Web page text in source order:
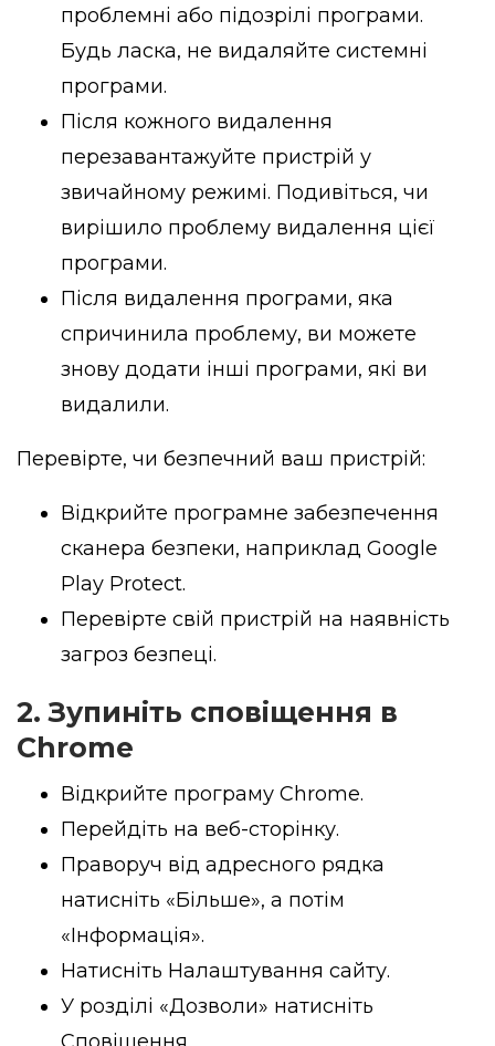
проблемні або підозрілі програми.
Будь ласка, не видаляйте системні
програми.
Після кожного видалення
перезавантажуйте пристрій у
звичайному режимі. Подивіться, чи
вирішило проблему видалення цієї
програми.
Після видалення програми, яка
спричинила проблему, ви можете
знову додати інші програми, які ви
видалили.
Перевірте, чи безпечний ваш пристрій:
Відкрийте програмне забезпечення
сканера безпеки, наприклад Google
Play Protect.
Перевірте свій пристрій на наявність
загроз безпеці.
2. Зупиніть сповіщення в
Chrome
Відкрийте програму Chrome.
Перейдіть на веб-сторінку.
Праворуч від адресного рядка
натисніть «Більше», а потім
«Інформація».
Натисніть Налаштування сайту.
У розділі «Дозволи» натисніть